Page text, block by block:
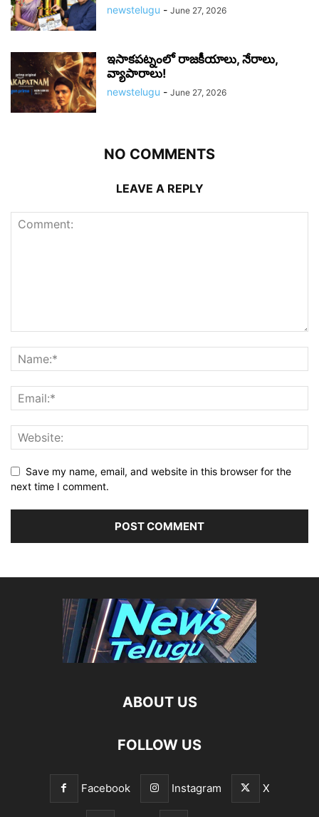
newstelugu - June 27, 2026
ఇసాకపట్నంలో రాజ‌కీయాలు, నేరాలు,
వ్యాపారాలు!
newstelugu - June 27, 2026
NO COMMENTS
LEAVE A REPLY
Save my name, email, and website in this browser for the
next time I comment.
ABOUT US
FOLLOW US
Facebook Instagram X